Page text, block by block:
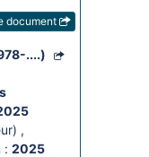
document
....)
,
: 2025